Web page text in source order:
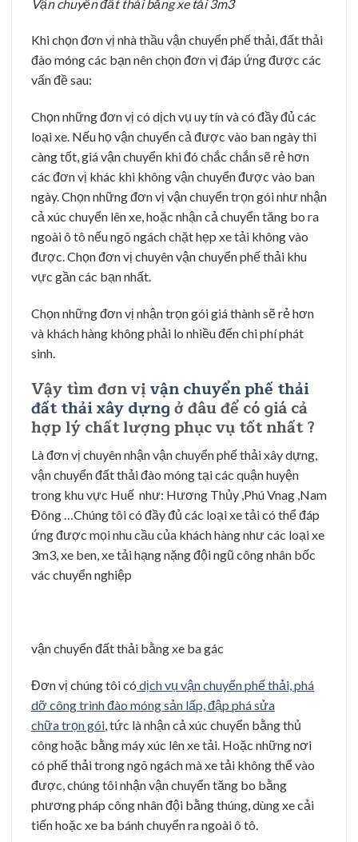
Vận chuyển đất thải bằng xe tải 3m3
Khi chọn đơn vị nhà thầu vận chuyển phế thải, đất thải
đào móng các bạn nên chọn đơn vị đáp ứng được các
vấn đề sau:
Chọn những đơn vị có dịch vụ uy tín và có đầy đủ các
loại xe. Nếu họ vận chuyển cả được vào ban ngày thi
càng tốt, giá vận chuyển khi đó chắc chắn sẽ rẻ hơn
các đơn vị khác khi không vận chuyển được vào ban
ngày. Chọn những đơn vị vận chuyển trọn gói như nhận
cả xúc chuyển lên xe, hoặc nhận cả chuyển tăng bo ra
ngoài ô tô nếu ngõ ngách chặt hẹp xe tải không vào
được. Chọn đơn vị chuyên vận chuyển phế thải khu
vực gần các bạn nhất.
Chọn những đơn vị nhận trọn gói giá thành sẽ rẻ hơn
và khách hàng không phải lo nhiều đến chi phí phát
sinh.
Vậy tìm đơn vịvận chuyển phế thải
đất thải xây dựngở đâu để có giá cả
hợp lý chất lượng phục vụ tốt nhất ?
Là đơn vị chuyên nhận vận chuyển phế thải xây dựng,
vận chuyển đất thải đào móng tại các quận huyện
trong khu vực Huế như: Hương Thủy ,Phú Vnag ,Nam
Đông …Chúng tôi có đầy đủ các loại xe tải có thể đáp
ứng được mọi nhu cầu của khách hàng như các loại xe
3m3, xe ben, xe tải hạng nặng đội ngũ công nhân bốc
vác chuyển nghiệp
vận chuyển đất thải bằng xe ba gác
Đơn vị chúng tôi có dịch vụ vận chuyển phế thải, phá
dỡ công trình đào móng sản lấp, đập phá sửa
chữa trọn gói , tức là nhận cả xúc chuyển bằng thủ
công hoặc bằng máy xúc lên xe tải. Hoặc những nơi
có phế thải trong ngõ ngách mà xe tải không thể vào
được, chúng tôi nhận vận chuyển tăng bo bằng
phương pháp công nhân đội bằng thúng, dùng xe cải
tiến hoặc xe ba bánh chuyển ra ngoài ô tô.